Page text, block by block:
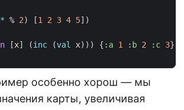
* % 2) [1 2 3 4 5])
[x] (inc (val x))) { :a 1 :b 2 :c 3})
особенно хорош — мы
карты, увеличивая